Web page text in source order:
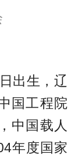
出生，辽
国工程院
中国载人
年度国家